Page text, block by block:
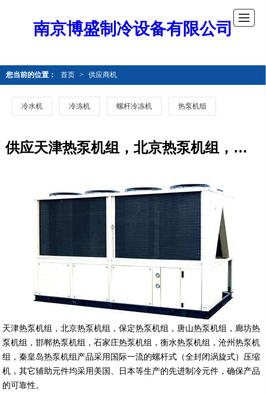
南京博盛制冷设备有限公司
您当前的位置： 首页 > 供应商机
冷水机 冷冻机 螺杆冷冻机 热泵机组
供应天津热泵机组，北京热泵机组，保定热泵机组，唐山热泵机组，廊坊热泵机组，邯郸热泵机组，石家庄热泵机组，衡水热泵机组，沧州热泵机组，秦皇岛热泵机组
天津热泵机组，北京热泵机组，保定热泵机组，唐山热泵机组，廊坊热
泵机组，邯郸热泵机组，石家庄热泵机组，衡水热泵机组，沧州热泵机
组，秦皇岛热泵机组产品采用国际一流的螺杆式（全封闭涡旋式）压缩
机，其它辅助元件均采用美国、日本等生产的先进制冷元件，确保产品
的可靠性。